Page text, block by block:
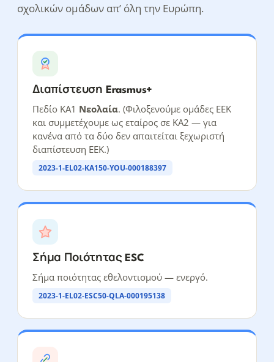
σχολικών ομάδων απ’ όλη την Ευρώπη.
Διαπίστευση Erasmus+
Πεδίο KA1 Νεολαία. (Φιλοξενούμε ομάδες ΕΕΚ
και συμμετέχουμε ως εταίρος σε KA2 — για
κανένα από τα δύο δεν απαιτείται ξεχωριστή
διαπίστευση ΕΕΚ.)
2023-1-EL02-KA150-YOU-000188397
Σήμα Ποιότητας ESC
Σήμα ποιότητας εθελοντισμού — ενεργό.
2023-1-EL02-ESC50-QLA-000195138